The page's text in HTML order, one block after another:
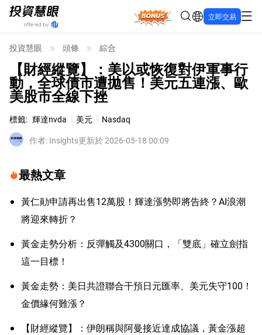
Bonus 立即交易
投資慧眼 頭條 綜合
【財經縱覽】：美以或恢復對伊軍事行
動，全球債市遭拋售！美元五連漲、歐
美股市全線下挫
標籤: 輝達nvda 美元
Nasdaq
作者: Insights更新於 2026-05-18 00:09
最熱文章
黃仁勛申請再出售12萬股！輝達漲勢即將告終？AI浪潮
將迎來轉折？
黃金走勢分析：反彈觸及4300關口，「雙底」確立劍指
這一目標！
黃金走勢：美日共證聯合干預日元匯率、美元失守100！
金價緣何難漲？
【財經縱覽】：伊朗稱與阿曼接近達成協議，黃金漲超